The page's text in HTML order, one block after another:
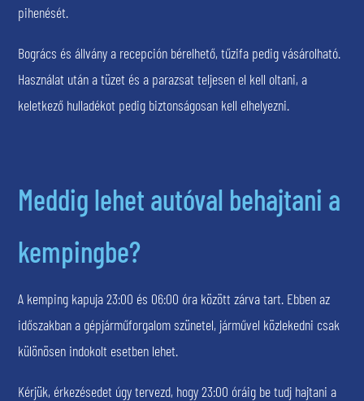
pihenését.
Bogrács és állvány a recepción bérelhető, tűzifa pedig vásárolható.
Használat után a tüzet és a parazsat teljesen el kell oltani, a
keletkező hulladékot pedig biztonságosan kell elhelyezni.
Meddig lehet autóval behajtani a
kempingbe?
A kemping kapuja 23:00 és 06:00 óra között zárva tart. Ebben az
időszakban a gépjárműforgalom szünetel, járművel közlekedni csak
különösen indokolt esetben lehet.
Kérjük, érkezésedet úgy tervezd, hogy 23:00 óráig be tudj hajtani a